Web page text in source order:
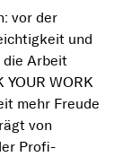
vor der
und
die Arbeit
WORK
mehr Freude
von
Profi-